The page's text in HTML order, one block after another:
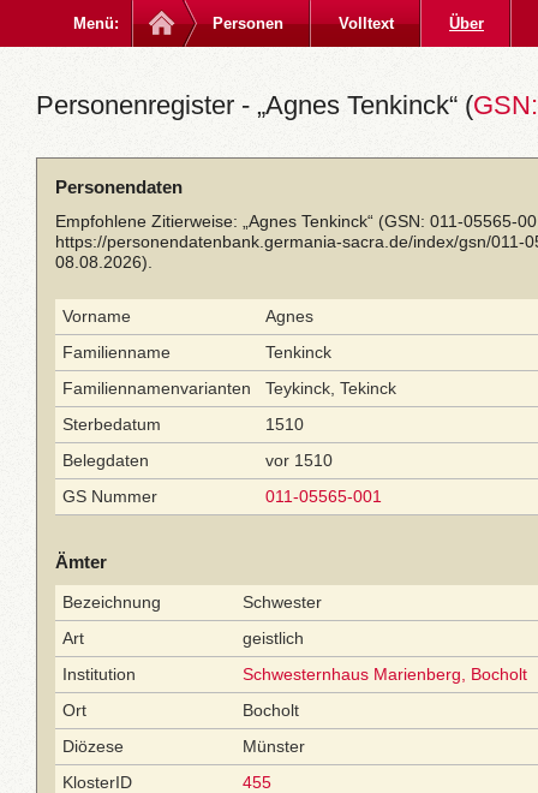
Menü: Personen Volltext Über
Personenregister - „Agnes Tenkinck“ (
Personendaten
Empfohlene Zitierweise: „Agnes Tenkinck“ (GSN: 011-05565-
https://personendatenbank.germania-sacra.de/index/gsn/011-
08.08.2026).
Vorname
Agnes
Familienname
Tenkinck
Familiennamenvarianten
Teykinck, Tekinck
Sterbedatum
1510
Belegdaten
vor 1510
GS Nummer
011-05565-001
Ämter
Bezeichnung
Schwester
Art
geistlich
Institution
Schwesternhaus Marienberg, Bocholt
Ort
Bocholt
Diözese
Münster
KlosterID
455